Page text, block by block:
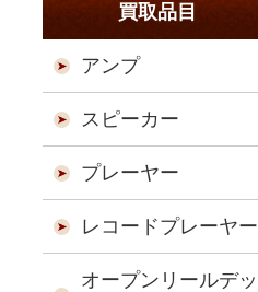
買取品目
アンプ
スピーカー
プレーヤー
レコードプレーヤー
オープンリールデッ